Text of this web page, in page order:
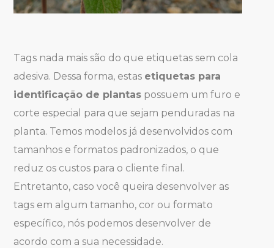
Tags nada mais são do que etiquetas sem cola
adesiva. Dessa forma, estas etiquetas para
identificação de plantas possuem um furo e
corte especial para que sejam penduradas na
planta. Temos modelos já desenvolvidos com
tamanhos e formatos padronizados, o que
reduz os custos para o cliente final.
Entretanto, caso você queira desenvolver as
tags em algum tamanho, cor ou formato
específico, nós podemos desenvolver de
acordo com a sua necessidade.